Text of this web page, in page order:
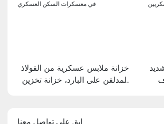
خزانة ملابس عسكرية من الفولاذ
المدلفن على البارد، خزانة تخزين
ابق على تواصل معنا